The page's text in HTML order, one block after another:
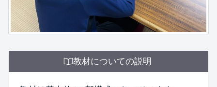
教材についての説明